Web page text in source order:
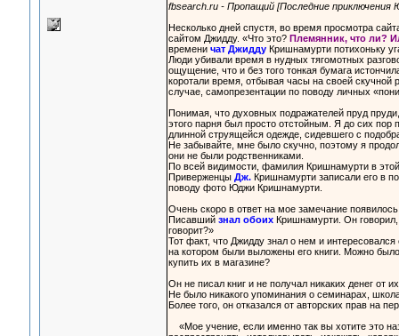
fbsearch.ru - Пропащий [Последние
Несколько дней спустя, во время просмотра
сайтом Джидду. «Что это? Племянник, что ли?
времени чат ДжиддуКришнамурти потихоньку
Люди убивали время в нудных тягомотных
ощущение, что и без того тонкая бумага
коротали время, отбывая часы на своей
случае, самопрезентации по поводу личных
Понимая, что духовных подражателей пруд
этого парня был просто отстойным. Я до сих
длинной струящейся одежде, сидевшего с
Не забывайте, мне было скучно, поэтому я
они не были родственниками.
По всей видимости, фамилия Кришнамурти в
Приверженцы Дж.Кришнамурти записали его в
поводу фото Юджи Кришнамурти.
Очень скоро в ответ на мое замечание
Писавший знал обоихКришнамурти. Он говорил,
говорит?»
Тот факт, что Джидду знал о нем и
на котором были выложены его книги. Можно
купить их в магазине?
Он не писал книг и не получал никаких денег от
Не было никакого упоминания о семинарах,
Более того, он отказался от авторских прав на
«Мое учение, если именно так вы хотите это